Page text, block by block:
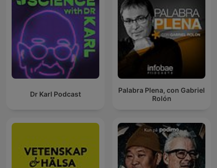
Dr Karl Podcast
Palabra Plena, con Gabriel
Rolón